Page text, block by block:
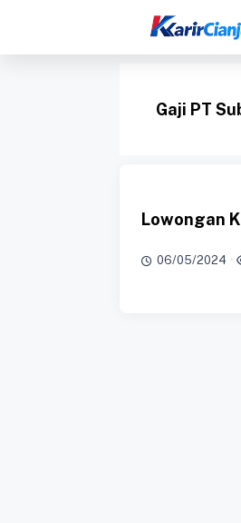
isi
Gaji PT
Lowongan
06/05/2024 ·